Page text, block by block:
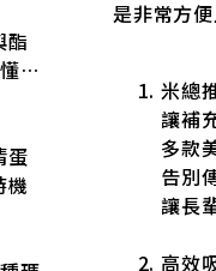
是非常方
米總
讓補
多款
告別
讓長
高效
酯
葉
蛋
機